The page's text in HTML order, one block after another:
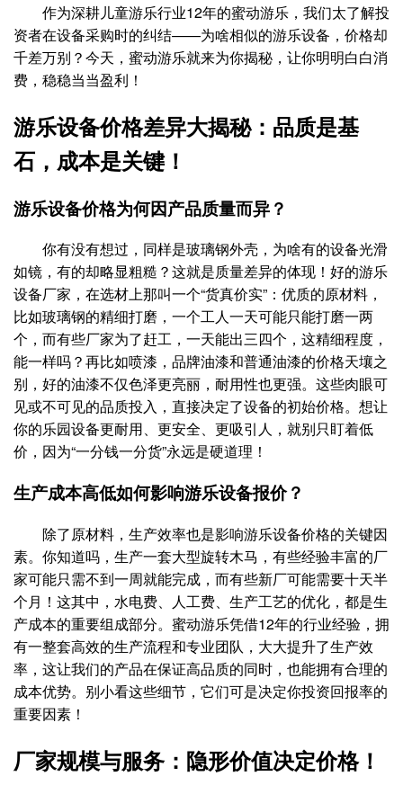
作为深耕儿童游乐行业12年的蜜动游乐，我们太了解投
资者在设备采购时的纠结——为啥相似的游乐设备，价格却
千差万别？今天，蜜动游乐就来为你揭秘，让你明明白白消
费，稳稳当当盈利！
游乐设备价格差异大揭秘：品质是基
石，成本是关键！
游乐设备价格为何因产品质量而异？
你有没有想过，同样是玻璃钢外壳，为啥有的设备光滑
如镜，有的却略显粗糙？这就是质量差异的体现！好的游乐
设备厂家，在选材上那叫一个“货真价实”：优质的原材料，
比如玻璃钢的精细打磨，一个工人一天可能只能打磨一两
个，而有些厂家为了赶工，一天能出三四个，这精细程度，
能一样吗？再比如喷漆，品牌油漆和普通油漆的价格天壤之
别，好的油漆不仅色泽更亮丽，耐用性也更强。这些肉眼可
见或不可见的品质投入，直接决定了设备的初始价格。想让
你的乐园设备更耐用、更安全、更吸引人，就别只盯着低
价，因为“一分钱一分货”永远是硬道理！
生产成本高低如何影响游乐设备报价？
除了原材料，生产效率也是影响游乐设备价格的关键因
素。你知道吗，生产一套大型旋转木马，有些经验丰富的厂
家可能只需不到一周就能完成，而有些新厂可能需要十天半
个月！这其中，水电费、人工费、生产工艺的优化，都是生
产成本的重要组成部分。蜜动游乐凭借12年的行业经验，拥
有一整套高效的生产流程和专业团队，大大提升了生产效
率，这让我们的产品在保证高品质的同时，也能拥有合理的
成本优势。别小看这些细节，它们可是决定你投资回报率的
重要因素！
厂家规模与服务：隐形价值决定价格！